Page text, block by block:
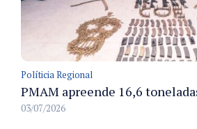
Políticia Regional
03/07/2026